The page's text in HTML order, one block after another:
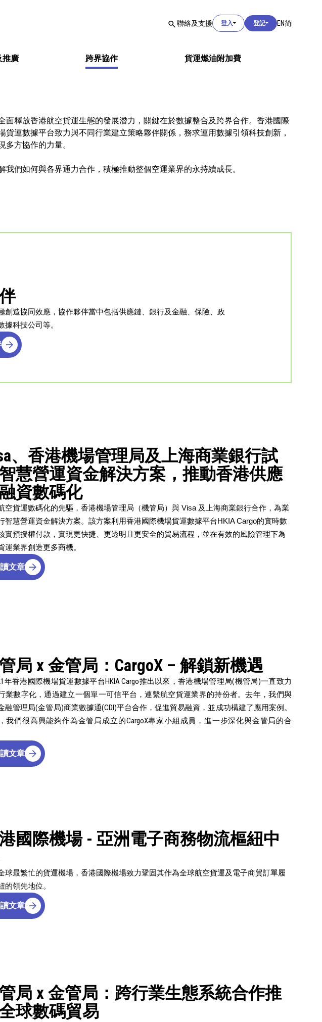
聯絡及支援 登入 登記 EN简
推廣 跨界協作 貨運燃油附加費
面釋放香港航空貨運生態的發展潛力，關鍵在於數據整合及跨界合作。香港國際
貨運數據平台致力與不同行業建立策略夥伴關係，務求運用數據引領科技創新，
多方協作的力量。
我們如何與各界通力合作，積極推動整個空運業界的永持續成長。
造協同效應，協作夥伴當中包括供應鏈、銀行及金融、保險、政
科技公司等。
、香港機場管理局及上海商業銀行試
慧營運資金解決方案，推動香港供應
資數碼化
空貨運數碼化的先驅，香港機場管理局（機管局）與 Visa 及上海商業銀行合作，為業
智慧營運資金解決方案。該方案利用香港國際機場貨運數據平台HKIA Cargo的實時數
實預授權付款，實現更快捷、更透明且更安全的貿易流程，並在有效的風險管理下為
運業界創造更多商機。
文章
局 x 金管局：CargoX – 解鎖新機遇
年香港國際機場貨運數據平台HKIA Cargo推出以來，香港機場管理局(機管局)一直致力
業數字化，通過建立一個單一可信平台，連繫航空貨運業界的持份者。去年，我們與
融管理局(金管局)商業數據通(CDI)平台合作，促進貿易融資，並成功構建了應用案例。
我們很高興能夠作為金管局成立的CargoX專家小組成員，進一步深化與金管局的合
文章
國際機場 - 亞洲電子商務物流樞紐中
球最繁忙的貨運機場，香港國際機場致力鞏固其作為全球航空貨運及電子商貿訂單履
的領先地位。
文章
局 x 金管局：跨行業生態系統合作推
球數碼貿易